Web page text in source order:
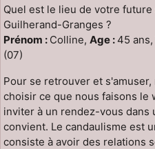
Quel est le lieu de votre
Guilherand-Granges ?
Prénom : Colline, Age : 45 ans,
(07)
Pour se retrouver et
choisir ce que nous faisons le
inviter à un rendez-vous dans
convient. Le candaulisme est
consiste à avoir des relations